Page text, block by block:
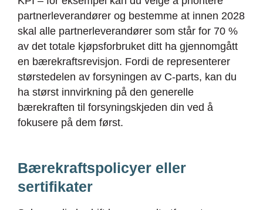
partnerleverandører og bestemme at innen 2028
skal alle partnerleverandører som står for 70 %
av det totale kjøpsforbruket ditt ha gjennomgått
en bærekraftsrevisjon. Fordi de representerer
størstedelen av forsyningen av C-parts, kan du
ha størst innvirkning på den generelle
bærekraften til forsyningskjeden din ved å
fokusere på dem først.
Bærekraftspolicyer eller
sertifikater